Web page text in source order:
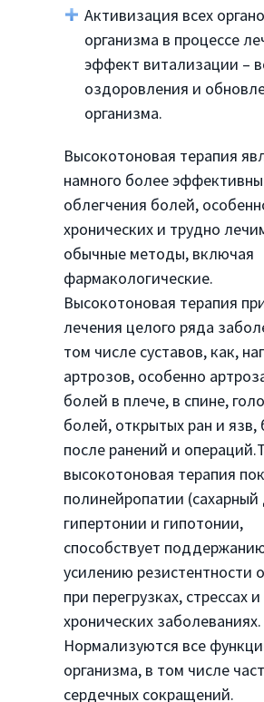
Активизация всех
организма в процессе
эффект витализации –
оздоровления и
организма.
Высокотоновая терапия
намного более
облегчения болей,
хронических и трудно
обычные методы, включая
фармакологические.
Высокотоновая терапия
лечения целого ряда
том числе суставов, как,
артрозов, особенно
болей в плече, в спине,
болей, открытых ран и язв,
после ранений и
высокотоновая терапия
полинейропатии
гипертонии и гипотонии,
способствует
усилению резистентности
при перегрузках, стрессах и
хронических заболеваниях.
Нормализуются все
организма, в том числе
сердечных сокращений.